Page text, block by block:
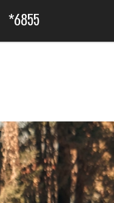
6855*